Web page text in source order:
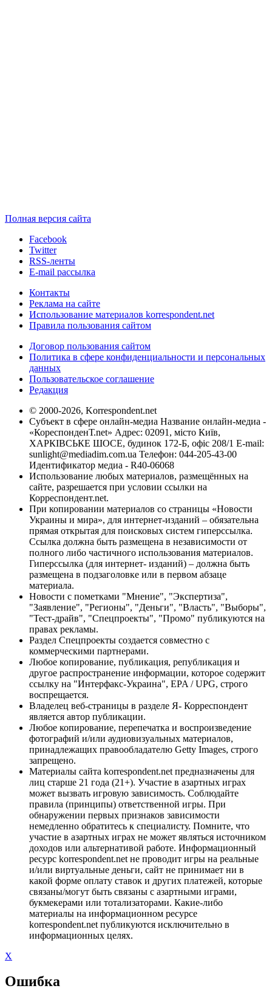
Полная версия сайта
Facebook
Twitter
RSS-ленты
E-mail рассылка
Контакты
Реклама на сайте
Использование материалов korrespondent.net
Правила пользования сайтом
Договор пользования сайтом
Политика в сфере конфиденциальности и персональных
данных
Пользовательское соглашение
Редакция
© 2000-2026, Korrespondent.net
Субъект в сфере онлайн-медиа Название онлайн-медиа -
«КореспонденТ.net» Адрес: 02091, місто Київ,
ХАРКІВСЬКЕ ШОСЕ, будинок 172-Б, офіс 208/1 E-mail:
sunlight@mediadim.com.ua Телефон: 044-205-43-00
Идентификатор медиа - R40-06068
Использование любых материалов, размещённых на
сайте, разрешается при условии ссылки на
Корреспондент.net.
При копировании материалов со страницы «Новости
Украины и мира», для интернет-изданий – обязательна
прямая открытая для поисковых систем гиперссылка.
Ссылка должна быть размещена в независимости от
полного либо частичного использования материалов.
Гиперссылка (для интернет- изданий) – должна быть
размещена в подзаголовке или в первом абзаце
материала.
Новости с пометками "Мнение", "Экспертиза",
"Заявление", "Регионы", "Деньги", "Власть", "Выборы",
"Тест-драйв", "Спецпроекты", "Промо" публикуются на
правах рекламы.
Раздел Спецпроекты создается совместно с
коммерческими партнерами.
Любое копирование, публикация, републикация и
другое распространение информации, которое содержит
ссылку на "Интерфакс-Украина", EPA / UPG, строго
воспрещается.
Владелец веб-страницы в разделе Я- Корреспондент
является автор публикации.
Любое копирование, перепечатка и воспроизведение
фотографий и/или аудиовизуальных материалов,
принадлежащих правообладателю Getty Images, строго
запрещено.
Материалы сайта korrespondent.net предназначены для
лиц старше 21 года (21+). Участие в азартных играх
может вызвать игровую зависимость. Соблюдайте
правила (принципы) ответственной игры. При
обнаружении первых признаков зависимости
немедленно обратитесь к специалисту. Помните, что
участие в азартных играх не может являться источником
доходов или альтернативой работе. Информационный
ресурс korrespondent.net не проводит игры на реальные
и/или виртуальные деньги, сайт не принимает ни в
какой форме оплату ставок и других платежей, которые
связаны/могут быть связаны с азартными играми,
букмекерами или тотализаторами. Какие-либо
материалы на информационном ресурсе
korrespondent.net публикуются исключительно в
информационных целях.
X
Ошибка